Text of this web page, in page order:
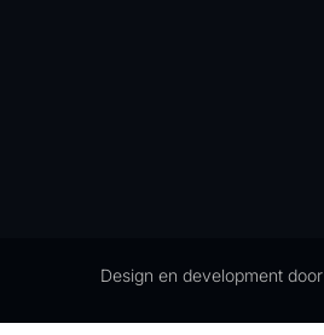
Design en development door